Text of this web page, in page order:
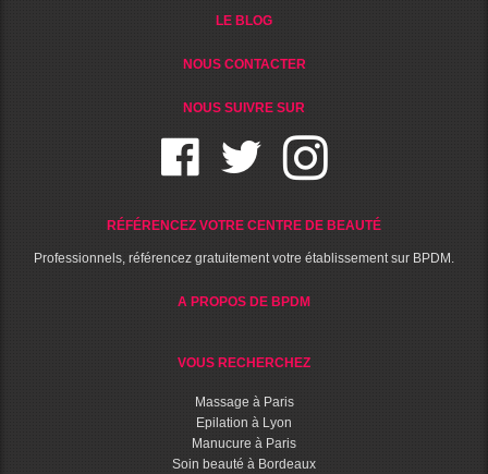
LE BLOG
NOUS CONTACTER
NOUS SUIVRE SUR
RÉFÉRENCEZ VOTRE CENTRE DE BEAUTÉ
Professionnels, référencez gratuitement votre établissement sur BPDM.
A PROPOS DE BPDM
VOUS RECHERCHEZ
Massage à Paris
Epilation à Lyon
Manucure à Paris
Soin beauté à Bordeaux